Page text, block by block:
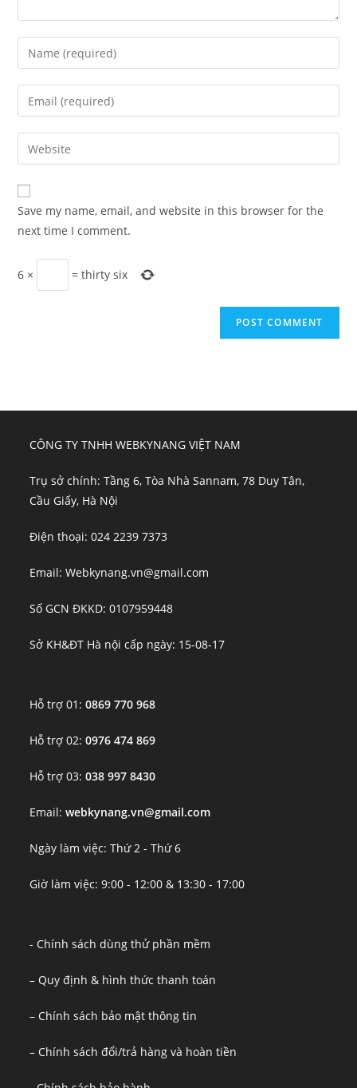
Enter
your
name
comment
Enter
your
email
address
comment
Enter
your
website
URL
(optional)
Save my name, email, and website in this browser for the
next time I comment.
6 × =thirty six
CÔNG TY TNHH WEBKYNANG VIỆT NAM
Trụ sở chính: Tầng 6, Tòa Nhà Sannam, 78 Duy Tân,
Cầu Giấy, Hà Nội
Điện thoại: 024 2239 7373
Email: Webkynang.vn@gmail.com
Số GCN ĐKKD: 0107959448
Sở KH&ĐT Hà nội cấp ngày: 15-08-17
Hỗ trợ 01:0869 770 968
Hỗ trợ 02:0976 474 869
Hỗ trợ 03:038 997 8430
Email:webkynang.vn@gmail.com
Ngày làm việc: Thứ 2 - Thứ 6
Giờ làm việc: 9:00 - 12:00 & 13:30 - 17:00
- Chính sách dùng thử phần mềm
– Quy định & hình thức thanh toán
– Chính sách bảo mật thông tin
– Chính sách đổi/trả hàng và hoàn tiền